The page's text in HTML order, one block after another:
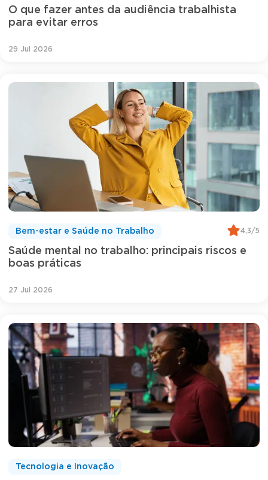
O que fazer antes da audiência trabalhista
para evitar erros
29 Jul 2026
Saúde mental no trabalho: principais riscos e
boas práticas
Bem-estar e Saúde no Trabalho 4,3/5
27 Jul 2026
Tecnologia e Inovação